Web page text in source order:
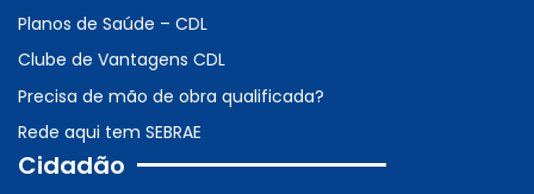
Planos de Saúde – CDL
Clube de Vantagens CDL
Precisa de mão de obra qualificada?
Rede aqui tem SEBRAE
Cidadão